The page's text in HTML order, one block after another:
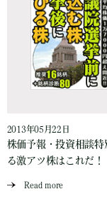
2013年05月22日
株価予報・投資相談
る激アツ株はこれだ！
Read more